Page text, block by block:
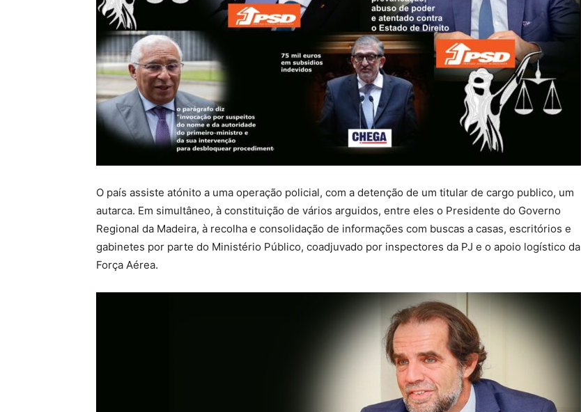
O país assiste atónito a uma operação policial, com a detenção de um titular de cargo publico, um
autarca. Em simultâneo, à constituição de vários arguidos, entre eles o Presidente do Governo
Regional da Madeira, à recolha e consolidação de informações com buscas a casas, escritórios e
gabinetes por parte do Ministério Público, coadjuvado por inspectores da PJ e o apoio logístico da
Força Aérea.